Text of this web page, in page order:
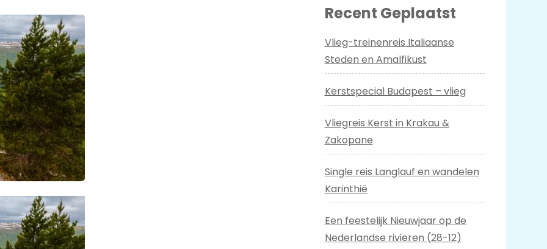
Recent Geplaatst
Vlieg-treinenreis Italiaanse
Steden en Amalfikust
Kerstspecial Budapest – vlieg
Vliegreis Kerst in Krakau &
Zakopane
Single reis Langlauf en wandelen
Karinthië
Een feestelijk Nieuwjaar op de
Nederlandse rivieren (28-12)